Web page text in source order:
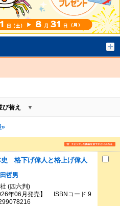
び替え
»
史 格下げ偉人と格上げ偉人
哲男
(四六判)
年06月発売】 ISBNコード 9